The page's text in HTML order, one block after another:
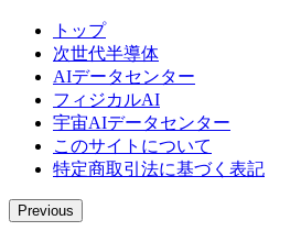
トップ
次世代半導体
AIデータセンター
フィジカルAI
宇宙AIデータセンター
このサイトについて
特定商取引法に基づく表記
Previous